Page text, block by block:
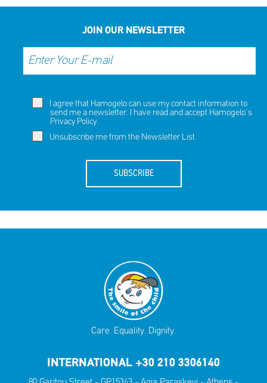
JOIN OUR NEWSLETTER
I agree that Hamogelo can use my contact information to
send me a newsletter. I have read and accept Hamogelo's
Privacy Policy.
Unsubscribe me from the Newsletter List.
SUBSCRIBE
Care. Equality. Dignity.
INTERNATIONAL +30 210 3306140